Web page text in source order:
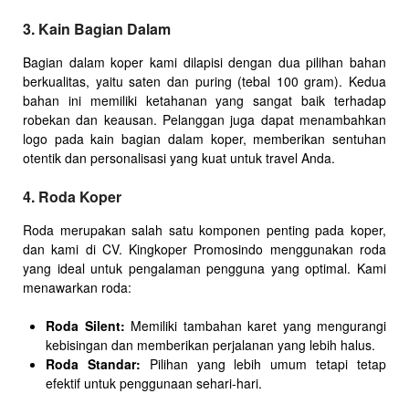
3. Kain Bagian Dalam
Bagian dalam koper kami dilapisi dengan dua pilihan bahan
berkualitas, yaitu saten dan puring (tebal 100 gram). Kedua
bahan ini memiliki ketahanan yang sangat baik terhadap
robekan dan keausan. Pelanggan juga dapat menambahkan
logo pada kain bagian dalam koper, memberikan sentuhan
otentik dan personalisasi yang kuat untuk travel Anda.
4. Roda Koper
Roda merupakan salah satu komponen penting pada koper,
dan kami di CV. Kingkoper Promosindo menggunakan roda
yang ideal untuk pengalaman pengguna yang optimal. Kami
menawarkan roda:
Roda Silent: Memiliki tambahan karet yang mengurangi
kebisingan dan memberikan perjalanan yang lebih halus.
Roda Standar: Pilihan yang lebih umum tetapi tetap
efektif untuk penggunaan sehari-hari.